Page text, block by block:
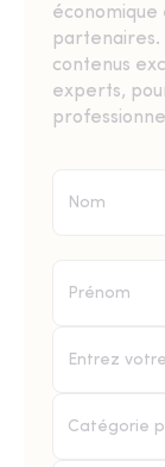
économique
contenus
experts,
Catégorie